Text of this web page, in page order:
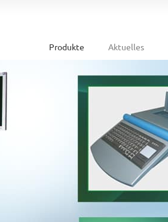
Produkte Aktuelles